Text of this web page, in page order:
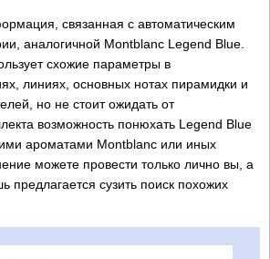
связанная с автоматическим
аналогичной Montblanc Legend Blue.
схожие параметры в
линиях, основных нотах пирамидки и
но не стоит ожидать от
возможность понюхать Legend Blue
ароматами Montblanc или иных
можете провести только лично вы, а
предлагается сузить поиск похожих